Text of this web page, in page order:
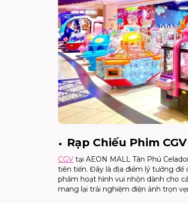
Rạp Chiếu Phim
CGV tại AEON MALL Tân Phú
tiên tiến. Đây là địa điểm lý tưởng
phẩm hoạt hình vui nhộn dành cho
mang lại trải nghiệm điện ảnh trọn